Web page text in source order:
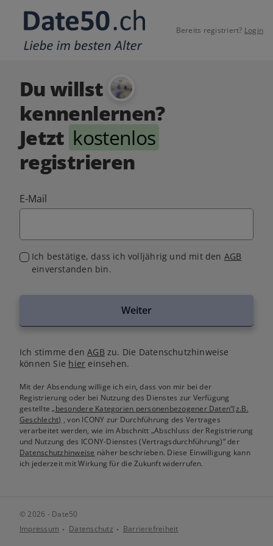
Bereits registriert? Login
Du willst
kennenlernen?
Jetzt kostenlos
registrieren
E-Mail
Ich bestätige, dass ich volljährig und mit den AGB
einverstanden bin.
Weiter
Ich stimme denAGB zu. Die Datenschutzhinweise
können Sie hier einsehen.
Mit der Absendung willige ich ein, dass von mir bei der
Registrierung oder bei Nutzung des Dienstes zur Verfügung
gestellte„besondere Kategorien personenbezogener Daten“(z.B.
Geschlecht) , von ICONY zur Durchführung des Vertrages
verarbeitet werden, wie im Abschnitt „Abschluss der Registrierung
und Nutzung des ICONY-Dienstes (Vertragsdurchführung)“ der
Datenschutzhinweise näher beschrieben. Diese Einwilligung kann
ich jederzeit mit Wirkung für die Zukunft widerrufen.
© 2026 - Date50
Impressum
Datenschutz Barrierefreiheit